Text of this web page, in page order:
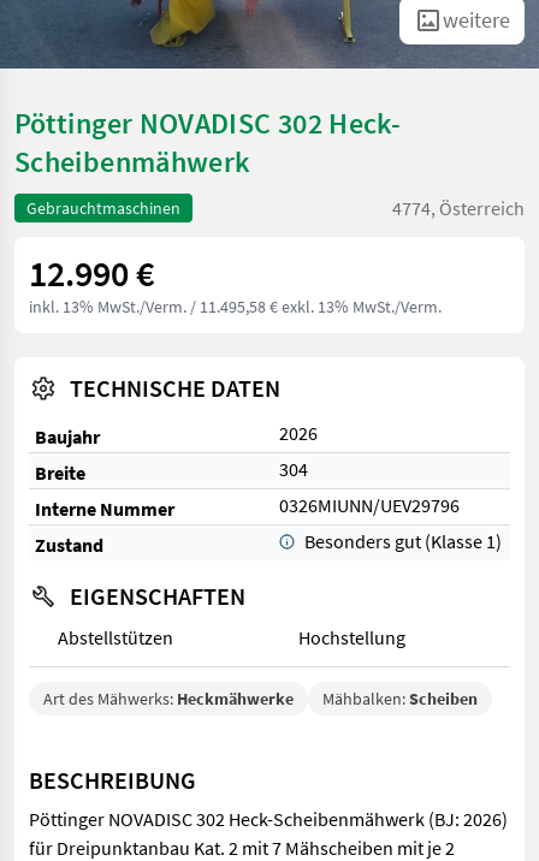
weitere
Pöttinger NOVADISC 302 Heck-
Scheibenmähwerk
Gebrauchtmaschinen 4774, Österreich
12.990 €
inkl. 13% MwSt./Verm. / 11.495,58 € exkl. 13% MwSt./Verm.
TECHNISCHE DATEN
Baujahr
2026
Breite
304
Interne Nummer
0326MIUNN/UEV29796
Zustand
Besonders gut (Klasse 1)
EIGENSCHAFTEN
Abstellstützen Hochstellung
Art des Mähwerks: Heckmähwerke Mähbalken:Scheiben
BESCHREIBUNG
Pöttinger NOVADISC 302 Heck-Scheibenmähwerk (BJ: 2026)
für Dreipunktanbau Kat. 2 mit 7 Mähscheiben mit je 2